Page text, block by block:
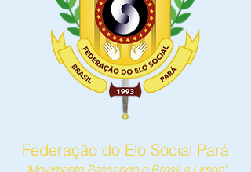
Federação do Elo Social Pará